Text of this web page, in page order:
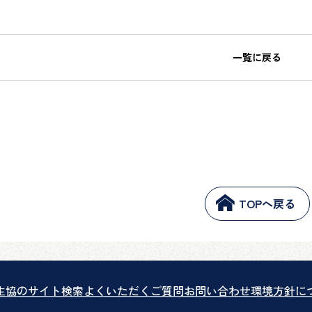
一覧に戻る
TOPへ戻る
協のサイト検索よくいただくご質問お問い合わせ環境方針に